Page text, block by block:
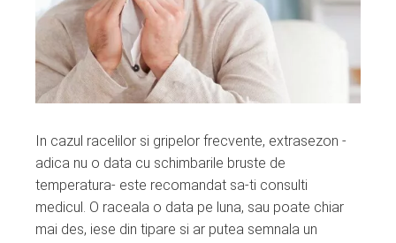
In cazul racelilor si gripelor frecvente, extrasezon -
adica nu o data cu schimbarile bruste de
temperatura- este recomandat sa-ti consulti
medicul. O raceala o data pe luna, sau poate chiar
mai des, iese din tipare si ar putea semnala un